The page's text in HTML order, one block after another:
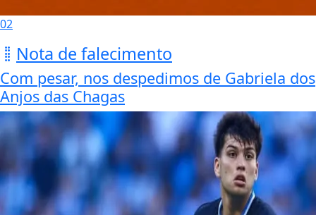
02
Nota de falecimento
Com pesar, nos despedimos de Gabriela dos
Anjos das Chagas